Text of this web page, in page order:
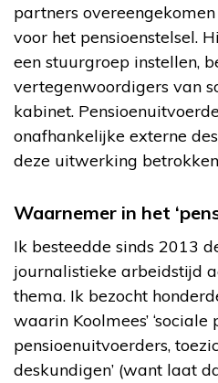
partners
voor het pensioenstelsel.
een stuurgroep instellen,
vertegenwoordigers van
kabinet.
onafhankelijke externe
deze uitwerking
Waarnemer in het
Ik besteedde sinds 2013
journalistieke arbeidstijd
thema. Ik bezocht
waarin Koolmees’
pensioenuitvoerders,
deskundigen’ (want laat